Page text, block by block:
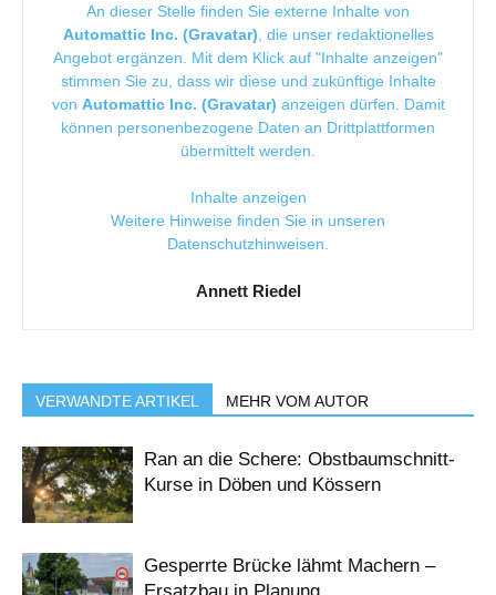
An dieser Stelle finden Sie externe Inhalte von
Automattic Inc. (Gravatar) , die unser redaktionelles
Angebot ergänzen. Mit dem Klick auf "Inhalte anzeigen"
stimmen Sie zu, dass wir diese und zukünftige Inhalte
von Automattic Inc. (Gravatar) anzeigen dürfen. Damit
können personenbezogene Daten an Drittplattformen
übermittelt werden.
Inhalte anzeigen
Weitere Hinweise finden Sie in unseren
Datenschutzhinweisen
Annett Riedel
VERWANDTE ARTIKEL MEHR VOM AUTOR
Ran an die Schere: Obstbaumschnitt-
Kurse in Döben und Kössern
Gesperrte Brücke lähmt Machern –